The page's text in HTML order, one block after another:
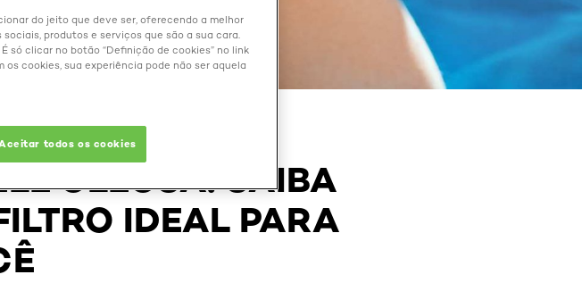
OLEOSA: SAIBA
IDEAL PARA
do jeito que deve ser, oferecendo a melhor
produtos e serviços que são a sua cara.
só clicar no botão “Definição de cookies” no link
cookies, sua experiência pode não ser aquela
todos os cookies